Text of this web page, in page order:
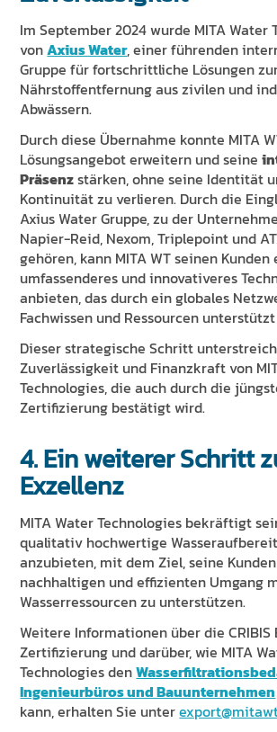
Im September 2024 wurde MITA Water
vonAxius Water, einer führenden
Gruppe für fortschrittliche Lösungen
Nährstoffentfernung aus zivilen und
Abwässern.
Durch diese Übernahme konnte MITA
Lösungsangebot erweitern und seine
Präsenzstärken, ohne seine Identität
Kontinuität zu verlieren. Durch die
Axius Water Gruppe, zu der
Napier-Reid, Nexom, Triplepoint und
gehören, kann MITA WT seinen Kunden
umfassenderes und innovativeres
anbieten, das durch ein globales
Fachwissen und Ressourcen
Dieser strategische Schritt
Zuverlässigkeit und Finanzkraft von
Technologies, die auch durch die
Zertifizierung bestätigt wird.
4. Ein weiterer Schritt
Exzellenz
MITA Water Technologies bekräftigt
qualitativ hochwertige
anzubieten, mit dem Ziel, seine
nachhaltigen und effizienten Umgang
Wasserressourcen zu unterstützen.
Weitere Informationen über die
Zertifizierung und darüber, wie MITA
Technologies den
Ingenieurbüros und Bauunternehmen
kann, erhalten Sie unter